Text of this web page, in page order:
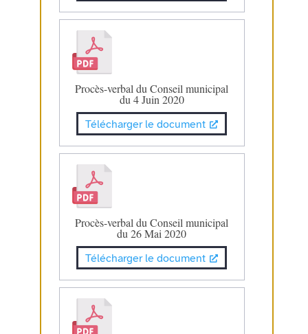
Procès-verbal du Conseil municipal
du 4 Juin 2020
Télécharger le document
Procès-verbal du Conseil municipal
du 26 Mai 2020
Télécharger le document